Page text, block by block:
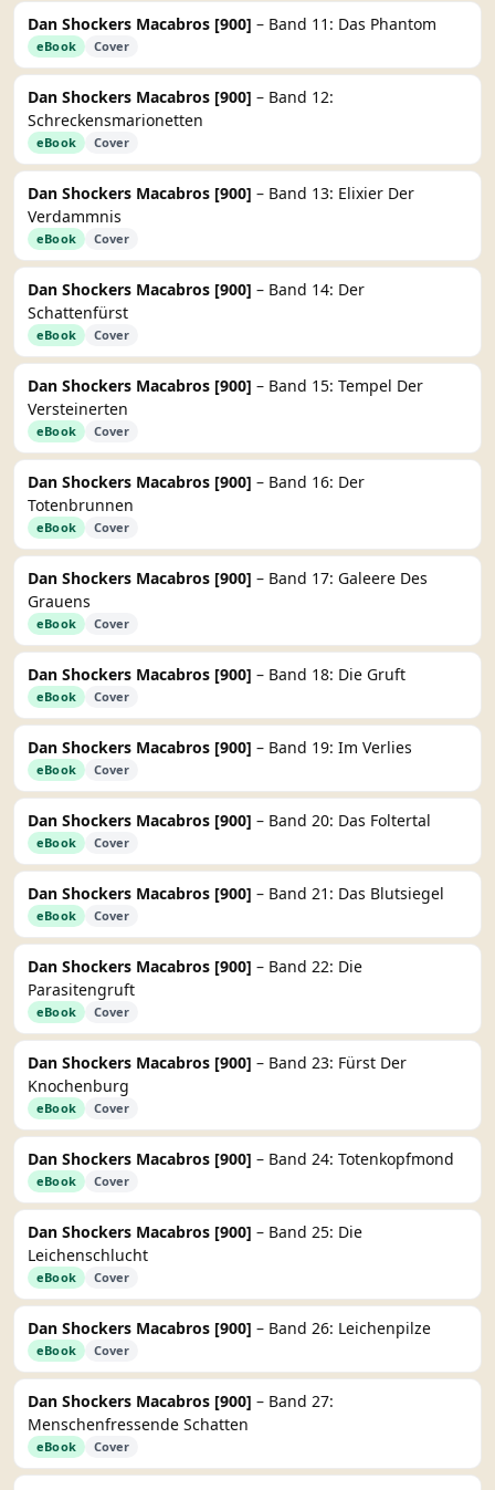
Dan Shockers Macabros [900] – Band 11: Das Phantom
eBook Cover
Dan Shockers Macabros [900] – Band 12:
Schreckensmarionetten
eBook Cover
Dan Shockers Macabros [900] – Band 13: Elixier Der
Verdammnis
eBook Cover
Dan Shockers Macabros [900] – Band 14: Der
Schattenfürst
eBook Cover
Dan Shockers Macabros [900] – Band 15: Tempel Der
Versteinerten
eBook Cover
Dan Shockers Macabros [900] – Band 16: Der
Totenbrunnen
eBook Cover
Dan Shockers Macabros [900] – Band 17: Galeere Des
Grauens
eBook Cover
Dan Shockers Macabros [900] – Band 18: Die Gruft
eBook Cover
Dan Shockers Macabros [900] – Band 19: Im Verlies
eBook Cover
Dan Shockers Macabros [900] – Band 20: Das Foltertal
eBook Cover
Dan Shockers Macabros [900] – Band 21: Das Blutsiegel
eBook Cover
Dan Shockers Macabros [900] – Band 22: Die
Parasitengruft
eBook Cover
Dan Shockers Macabros [900] – Band 23: Fürst Der
Knochenburg
eBook Cover
Dan Shockers Macabros [900] – Band 24: Totenkopfmond
eBook Cover
Dan Shockers Macabros [900] – Band 25: Die
Leichenschlucht
eBook Cover
Dan Shockers Macabros [900] – Band 26: Leichenpilze
eBook Cover
Dan Shockers Macabros [900] – Band 27:
Menschenfressende Schatten
eBook Cover